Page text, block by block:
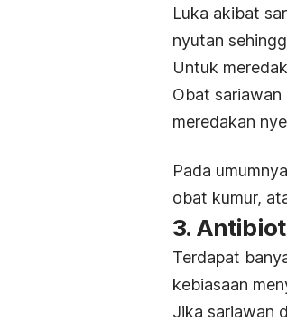
Luka akibat
nyutan
Untuk
Obat sariawan
meredakan
Pada
obat kumur,
3.
Terdapat
kebiasaan
Jika sariawan